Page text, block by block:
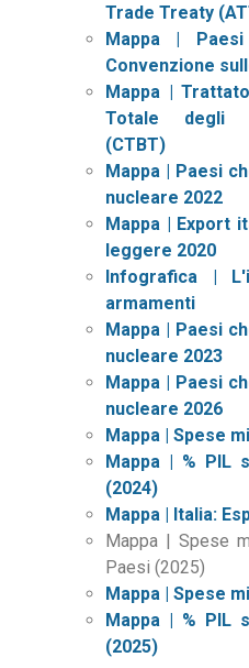
Trade Treaty
Mappa |
Convenzione
Mappa |
Totale degli
(CTBT)
Mappa | Paesi
nucleare 2022
Mappa | Export
leggere 2020
Infografica |
armamenti
Mappa | Paesi
nucleare 2023
Mappa | Paesi
nucleare 2026
Mappa | Spese
Mappa | % PIL
(2024)
Mappa | Italia:
Mappa | Spese
Paesi (2025)
Mappa | Spese
Mappa | % PIL
(2025)